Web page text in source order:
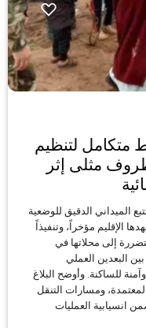
متكامل لتنظيم
مثلى إثر
الميداني الدقيق للوضعية
الإقليم مؤخراً، وتنفيذاً
إلى محلاتها في
البعدين العملي
للساكنة. وأوضح البلاغ
ومسارات التنقل
انسيابية العمليات